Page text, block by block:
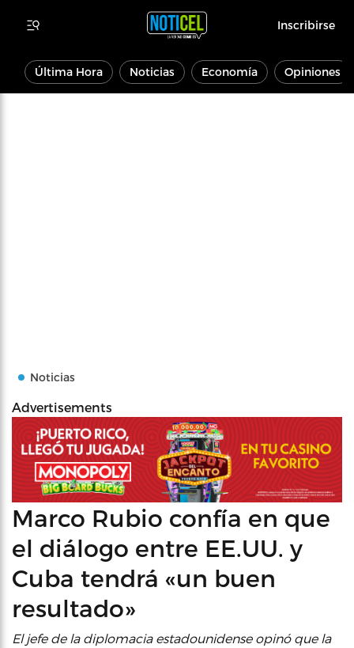
Inscribirse
Última Hora Noticias Economía Opiniones
Noticias
Advertisements
Marco Rubio confía en que
el diálogo entre EE.UU. y
Cuba tendrá «un buen
resultado»
El jefe de la diplomacia estadounidense opinó que la